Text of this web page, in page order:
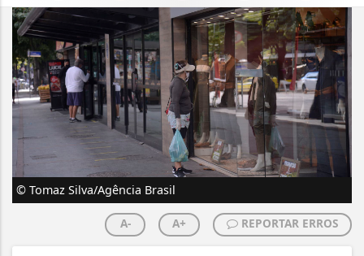
© Tomaz Silva/Agência Brasil
A- A+ REPORTAR ERROS